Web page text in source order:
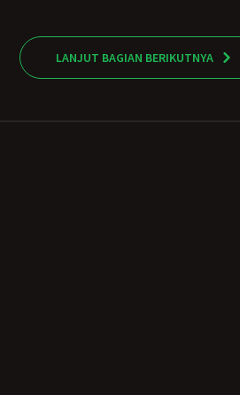
LANJUT BAGIAN BERIKUTNYA